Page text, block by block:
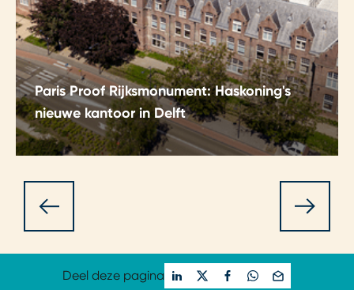
Paris Proof Rijksmonument: Haskoning's
nieuwe kantoor in Delft
Renovatie tot een duurzaam en Paris Proof
historisch karakter.
Deel deze pagina